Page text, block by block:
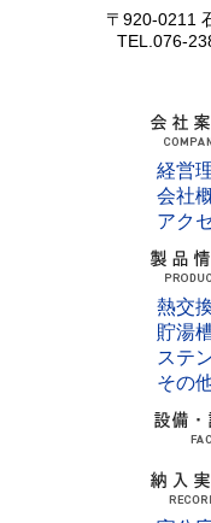
〒920-0211
TEL.076-
経営
会社
アク
熱交
貯湯
ステ
その